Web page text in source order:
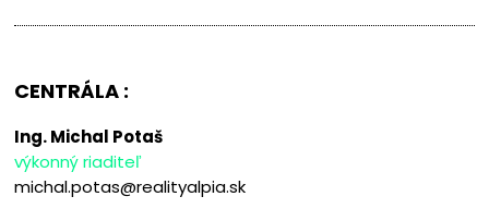
CENTRÁLA :
Ing. Michal Potaš
výkonný riaditeľ
michal.potas@realityalpia.sk